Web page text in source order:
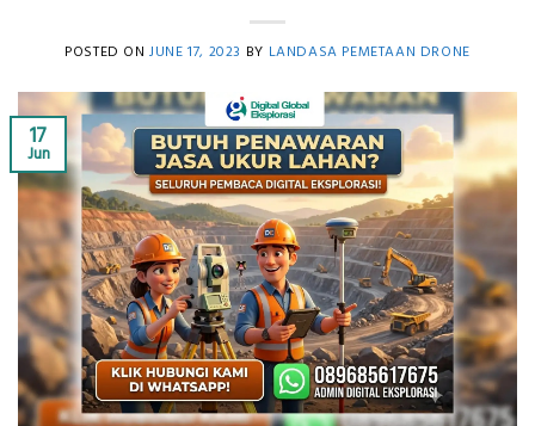
POSTED ONJUNE 17, 2023 BY LANDASA PEMETAAN DRONE
17
Jun